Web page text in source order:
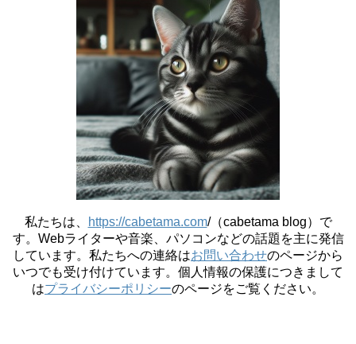
私たちは、 https://cabetama.com/（cabetama blog）で
す。 Webライターや音楽、パソコンなどの話題を主に発信
しています。私たちへの連絡はお問い合わせのページから
いつでも受け付けています。個人情報の保護につきまして
はプライバシーポリシーのページをご覧ください。